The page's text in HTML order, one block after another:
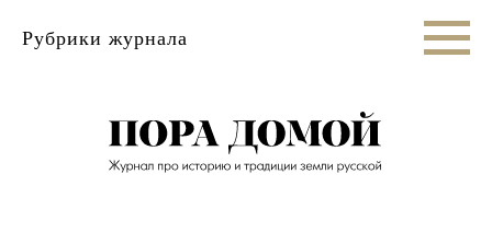
Рубрики журнала